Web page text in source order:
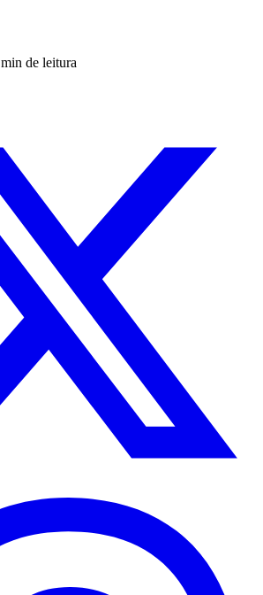
min de leitura